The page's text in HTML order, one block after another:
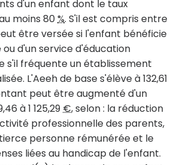
d'un enfant dont le taux
moins 80%. S'il est compris entre
être versée si l'enfant bénéficie
ou d'un service d'éducation
s'il fréquente un établissement
L'Aeeh de base s'élève à 132,61
peut être augmenté d'un
à 1 125,29€, selon : la réduction
professionnelle des parents,
personne rémunérée et le
liées au handicap de l'enfant.